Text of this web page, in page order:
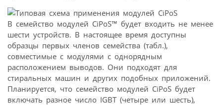
В семейство модулей CiPoS™ будет входить не менее
шести устройств. В настоящее время доступны
образцы первых членов семейства (табл.),
совместимые с модулями с однорядным
расположением выводов. Они подходят для
стиральных машин и других подобных приложений.
Планируется, что семейство модулей CiPoS будет
включать разное число IGBT (четыре или шесть),